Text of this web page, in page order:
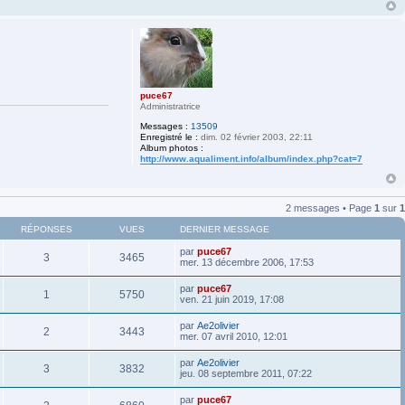
puce67
Administratrice
Messages : 13509
Enregistré le : dim. 02 février 2003, 22:11
Album photos :
http://www.aqualiment.info/album/index.php?cat=7
2 messages • Page 1 sur 1
RÉPONSES VUES DERNIER MESSAGE
3 3465 par puce67
mer. 13 décembre 2006, 17:53
1 5750 par puce67
ven. 21 juin 2019, 17:08
2 3443 par Ae2olivier
mer. 07 avril 2010, 12:01
3 3832 par Ae2olivier
jeu. 08 septembre 2011, 07:22
par puce67